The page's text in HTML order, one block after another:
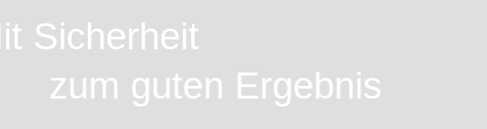
Sicherheit
zum guten Ergebnis